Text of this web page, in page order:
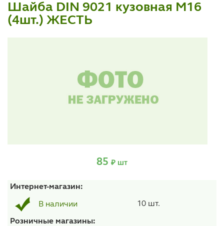
Шайба DIN 9021 кузовная М16
(4шт.) ЖЕСТЬ
85 ₽ шт
Интернет-магазин:
В наличии 10 шт.
Розничные магазины: